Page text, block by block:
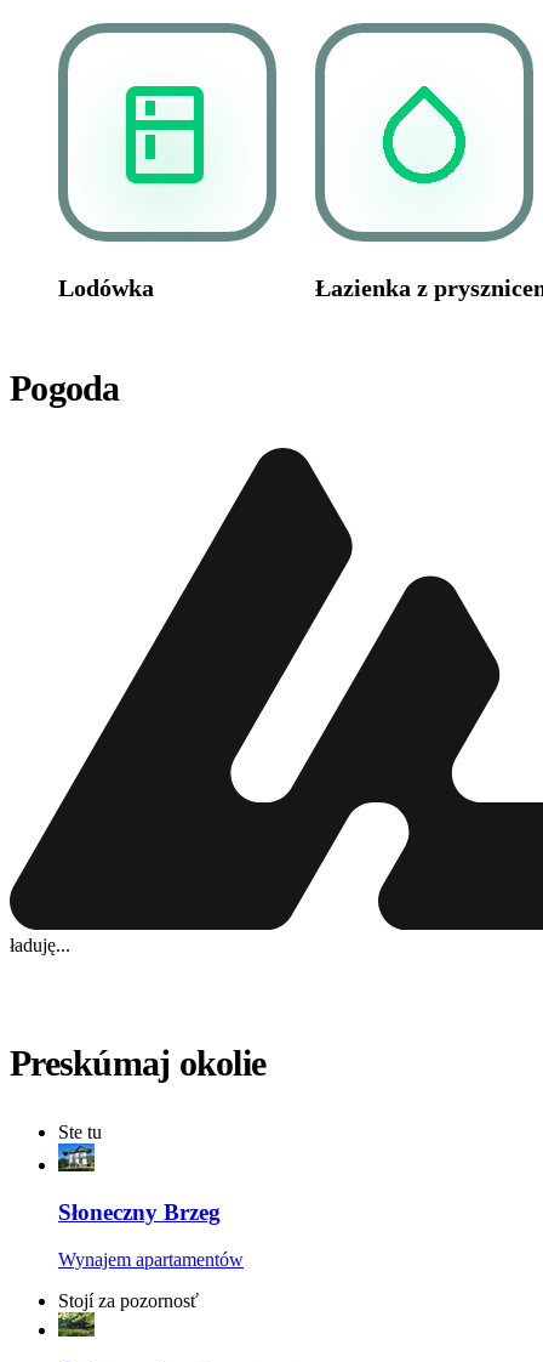
Lodówka Łazienka z
Pogoda
ładuję...
Preskúmaj okolie
Ste tu
Słoneczny Brzeg
Wynajem apartamentów
Stojí za pozornosť